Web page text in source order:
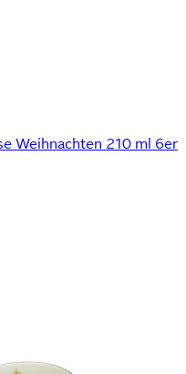
Weihnachten 210 ml 6er